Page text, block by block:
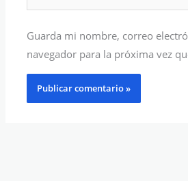
Guarda mi nombre, correo
navegador para la próxima vez